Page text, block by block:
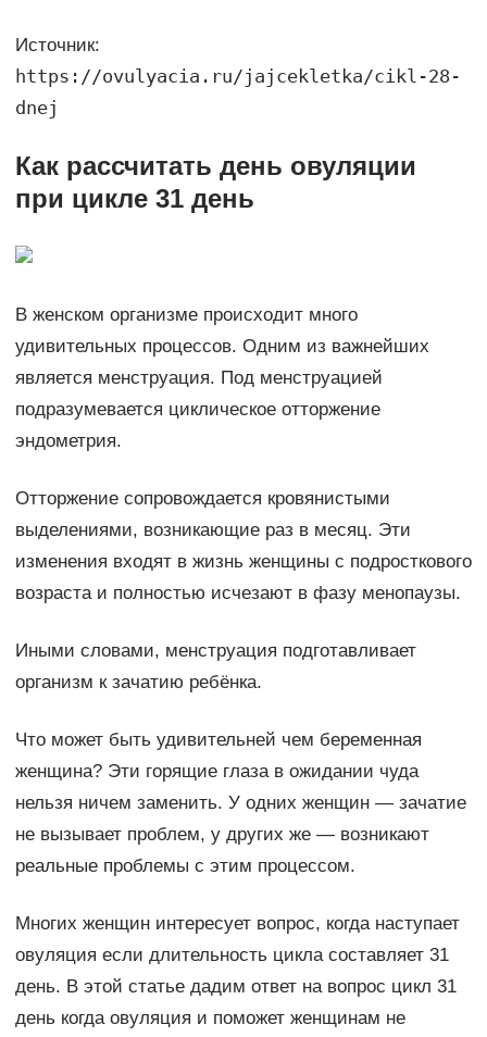
Источник:
https://ovulyacia.ru/jajcekletka/cikl-28-
dnej
Как рассчитать день овуляции
при цикле 31 день
В женском организме происходит много
удивительных процессов. Одним из важнейших
является менструация. Под менструацией
подразумевается циклическое отторжение
эндометрия.
Отторжение сопровождается кровянистыми
выделениями, возникающие раз в месяц. Эти
изменения входят в жизнь женщины с подросткового
возраста и полностью исчезают в фазу менопаузы.
Иными словами, менструация подготавливает
организм к зачатию ребёнка.
Что может быть удивительней чем беременная
женщина? Эти горящие глаза в ожидании чуда
нельзя ничем заменить. У одних женщин — зачатие
не вызывает проблем, у других же — возникают
реальные проблемы с этим процессом.
Многих женщин интересует вопрос, когда наступает
овуляция если длительность цикла составляет 31
день. В этой статье дадим ответ на вопрос цикл 31
день когда овуляция и поможет женщинам не